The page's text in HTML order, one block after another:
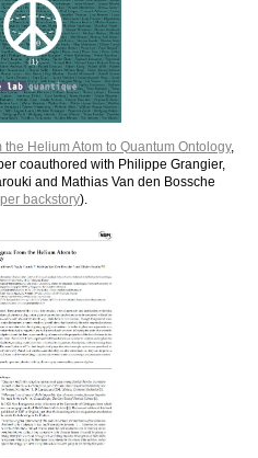
Helium Atom to Quantum Ontology,
coauthored with Philippe Grangier,
and Mathias Van den Bossche
backstory).